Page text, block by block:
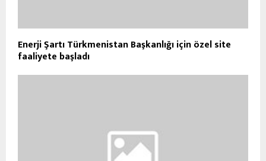
Enerji Şartı Türkmenistan Başkanlığı için özel site
faaliyete başladı